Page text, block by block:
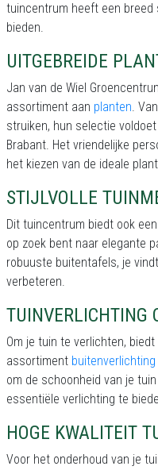
tuincentrum heeft een
bieden.
UITGEBREIDE
Jan van de Wiel
assortiment aan planten.
struiken, hun selectie
Brabant. Het vriendelijke
het kiezen van de ideale
STIJLVOLLE
Dit tuincentrum biedt ook
op zoek bent naar elegante
robuuste buitentafels, je
verbeteren.
TUINVERLICHTING
Om je tuin te verlichten,
assortiment buitenverlichting
om de schoonheid van je
essentiële verlichting te
HOGE KWALITEIT
Voor het onderhoud van je